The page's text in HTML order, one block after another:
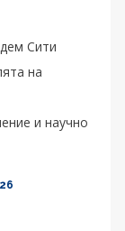
Сити
на
и научно